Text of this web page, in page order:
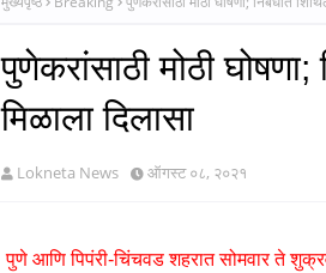
पुणेकरांसाठी मोठी
मिळाला दिलासा
Lokneta News ऑगस्ट ०८, २०२१
पुणे आणि पिपंरी-चिंचवड शहरात सोमवार ते